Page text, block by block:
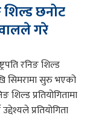
शिल्ड छनोट
गरे
रनिङ शिल्ड
सिमरामा सुरु भएको
शिल्ड प्रतियोगितामा
प्रतियोगिता